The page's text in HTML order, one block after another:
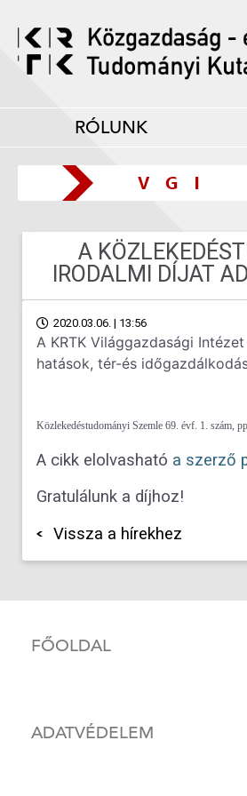
RÓLUNK
A
IRODALMI DÍJAT
2020.03.06. | 13:56
A KRTK Világgazdasági
hatások, tér-és
Közlekedéstudományi Szemle 69. évf. 1. szám,
A cikk elolvasható a szerző
Gratulálunk a díjhoz!
Vissza a hírekhez
FŐOLDAL
ADATVÉDELEM